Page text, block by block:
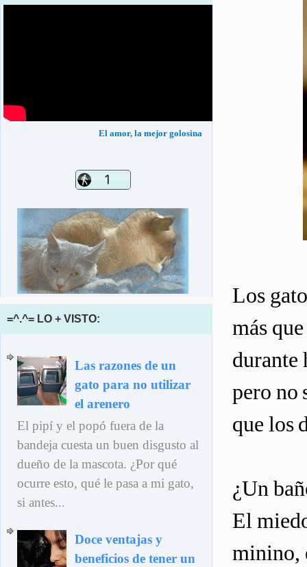
Los
más
durante
pero no
que los
¿Un
El
minino,
El amor, la mejor golosina
=^.^= LO + VISTO:
Las razones de un
gato para no utilizar
el arenero
El pipí y el popó fuera de la
bandeja cuesta un buen disgusto al
dueño de la mascota. ¿Por qué
ocurre esto, qué le pasa a mi gato,
si antes...
Doce ventajas y
beneficios de tener un